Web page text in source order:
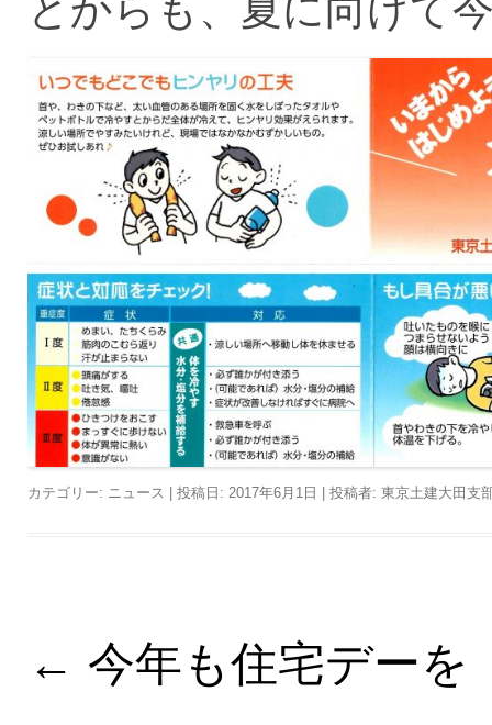
とからも、夏に向けて
カテゴリー: ニュース | 投稿日: 2017年6月1日 投稿者: 東京土建大田支
投稿ナビゲーション
← 今年も住宅デーを